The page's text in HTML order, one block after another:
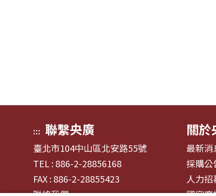
::: 聯繫央廣
臺北市104中山區北安路55號
TEL : 886-2-28856168
FAX : 886-2-28855423
關於
最新消
採購公
人力招